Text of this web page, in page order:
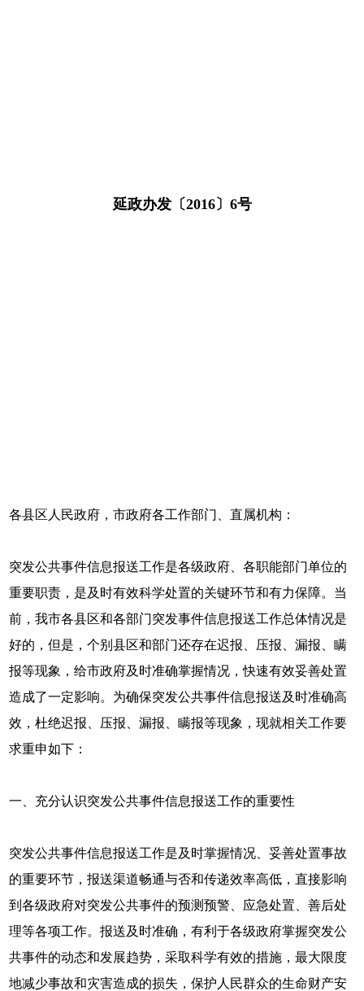
延政办发〔2016〕6号
各县区人民政府，市政府各工作部门、直属机构：
突发公共事件信息报送工作是各级政府、各职能部门单位的
重要职责，是及时有效科学处置的关键环节和有力保障。当
前，我市各县区和各部门突发事件信息报送工作总体情况是
好的，但是，个别县区和部门还存在迟报、压报、漏报、瞒
报等现象，给市政府及时准确掌握情况，快速有效妥善处置
造成了一定影响。为确保突发公共事件信息报送及时准确高
效，杜绝迟报、压报、漏报、瞒报等现象，现就相关工作要
求重申如下：
一、充分认识突发公共事件信息报送工作的重要性
突发公共事件信息报送工作是及时掌握情况、妥善处置事故
的重要环节，报送渠道畅通与否和传递效率高低，直接影响
到各级政府对突发公共事件的预测预警、应急处置、善后处
理等各项工作。报送及时准确，有利于各级政府掌握突发公
共事件的动态和发展趋势，采取科学有效的措施，最大限度
地减少事故和灾害造成的损失，保护人民群众的生命财产安